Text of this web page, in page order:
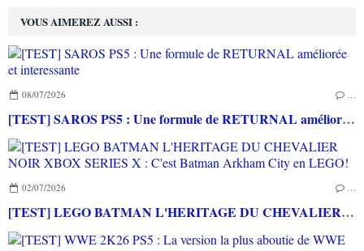
VOUS AIMEREZ AUSSI :
08/07/2026
[TEST] SAROS PS5 : Une formule de RETURNAL améliorée et interessante
02/07/2026
[TEST] LEGO BATMAN L'HERITAGE DU CHEVALIER NOIR XBOX SERIES X : C'est Batman Arkham City en LEGO!